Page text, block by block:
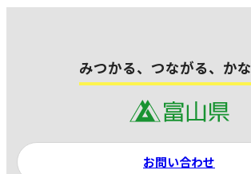
みつかる、つながる、か
お問い合わせ